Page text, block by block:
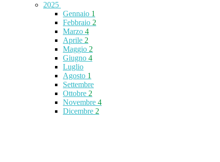
2025
Gennaio 1
Febbraio 2
Marzo 4
Aprile 2
Maggio 2
Giugno 4
Luglio
Agosto 1
Settembre
Ottobre 2
Novembre 4
Dicembre 2